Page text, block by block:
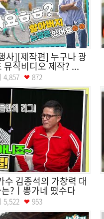
사][제작편] 누구나 광
뮤직비디오 제작? ...
4,857 872
수 김종석의 가창력 대
?ㅣ뽕가네 떴수다
5,522 953